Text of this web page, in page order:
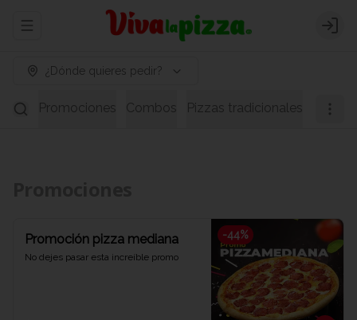
Abrir menu de navegación
¿Dónde quieres pedir?
Promociones Combos Pizzas tradicionales
-44%
Promoción pizza mediana
No dejes pasar esta increíble promo